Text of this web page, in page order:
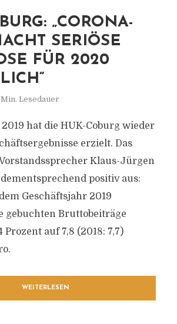
„CORONA-
SERIÖSE
FÜR 2020
Lesedauer
hat die HUK-Coburg wieder
erzielt. Das
Klaus-Jürgen
positiv aus:
Geschäftsjahr 2019
gebuchten Bruttobeiträge
Prozent auf 7,8 (2018: 7,7)
WEITERLESEN